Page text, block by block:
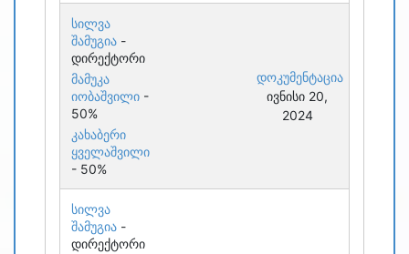
სილვა
შამუგია -
დირექტორი
მამუკა
იობაშვილი -
50%
კახაბერი
ყველაშვილი
- 50%
დოკუმენტაცია
ივნისი 20,
2024
სილვა
შამუგია -
დირექტორი